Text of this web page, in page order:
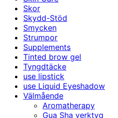
Skor
Skydd-Stöd
Smycken
Strumpor
Supplements
Tinted brow gel
Tyngdtäcke
use lipstick
use Liquid Eyeshadow
Välmående
Aromatherapy
Gua Sha verktyg